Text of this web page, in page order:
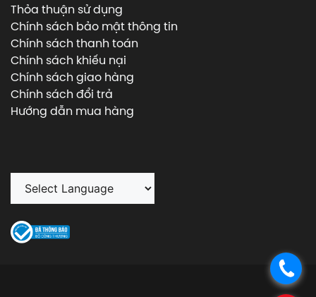
.
Thỏa thuận sử dụng
Chính sách bảo mật thông tin
Chính sách thanh toán
Chính sách khiếu nại
Chính sách giao hàng
Chính sách đổi trả
Hướng dẫn mua hàng